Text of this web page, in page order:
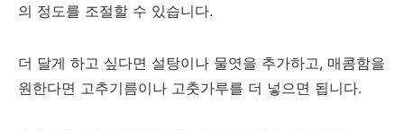
의 정도를 조절할 수 있습니다.
더 달게 하고 싶다면 설탕이나 물엿을 추가하고, 매콤함을
원한다면 고추기름이나 고춧가루를 더 넣으면 됩니다.